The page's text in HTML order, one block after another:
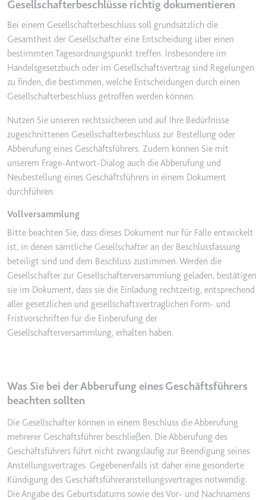
Gesellschafterbeschlüsse richtig dokumentieren
Bei einem Gesellschafterbeschluss soll grundsätzlich die
Gesamtheit der Gesellschafter eine Entscheidung über einen
bestimmten Tagesordnungspunkt treffen. Insbesondere im
Handelsgesetzbuch oder im Gesellschaftsvertrag sind Regelungen
zu finden, die bestimmen, welche Entscheidungen durch einen
Gesellschafterbeschluss getroffen werden können.
Nutzen Sie unseren rechtssicheren und auf Ihre Bedürfnisse
zugeschnittenen Gesellschafterbeschluss zur Bestellung oder
Abberufung eines Geschäftsführers. Zudem können Sie mit
unserem Frage-Antwort-Dialog auch die Abberufung und
Neubestellung eines Geschäftsführers in einem Dokument
durchführen.
Vollversammlung
Bitte beachten Sie, dass dieses Dokument nur für Fälle entwickelt
ist, in denen sämtliche Gesellschafter an der Beschlussfassung
beteiligt sind und dem Beschluss zustimmen. Werden die
Gesellschafter zur Gesellschafterversammlung geladen, bestätigen
sie im Dokument, dass sie die Einladung rechtzeitig, entsprechend
aller gesetzlichen und gesellschaftsvertraglichen Form- und
Fristvorschriften für die Einberufung der
Gesellschafterversammlung, erhalten haben.
Was Sie bei der Abberufung eines Geschäftsführers
beachten sollten
Die Gesellschafter können in einem Beschluss die Abberufung
mehrerer Geschäftsführer beschließen. Die Abberufung des
Geschäftsführers führt nicht zwangsläufig zur Beendigung seines
Anstellungsvertrages. Gegebenenfalls ist daher eine gesonderte
Kündigung des Geschäftsführeranstellungsvertrages notwendig.
Die Angabe des Geburtsdatums sowie des Vor- und Nachnamens